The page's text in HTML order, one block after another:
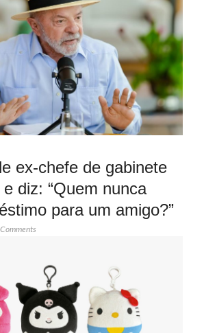
ex-chefe de gabinete
diz: “Quem nunca
para um amigo?”